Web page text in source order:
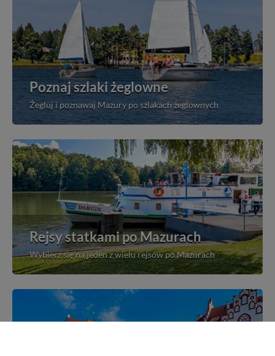
Poznaj szlaki żeglowne
Żegluj i poznawaj Mazury po szlakach żeglownych
Rejsy statkami po Mazurach
Wybierz się na jeden z wielu rejsów po Mazurach